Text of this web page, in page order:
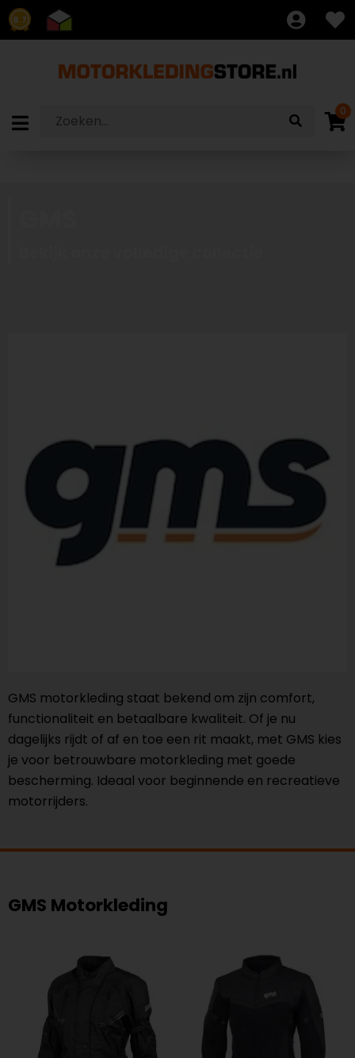
8.7
0
GMS motorkleding staat bekend om zijn comfort,
functionaliteit en betaalbare kwaliteit. Of je nu
dagelijks rijdt of af en toe een rit maakt, met GMS kies
je voor betrouwbare motorkleding met goede
bescherming. Ideaal voor beginnende en recreatieve
motorrijders.
GMS Motorkleding